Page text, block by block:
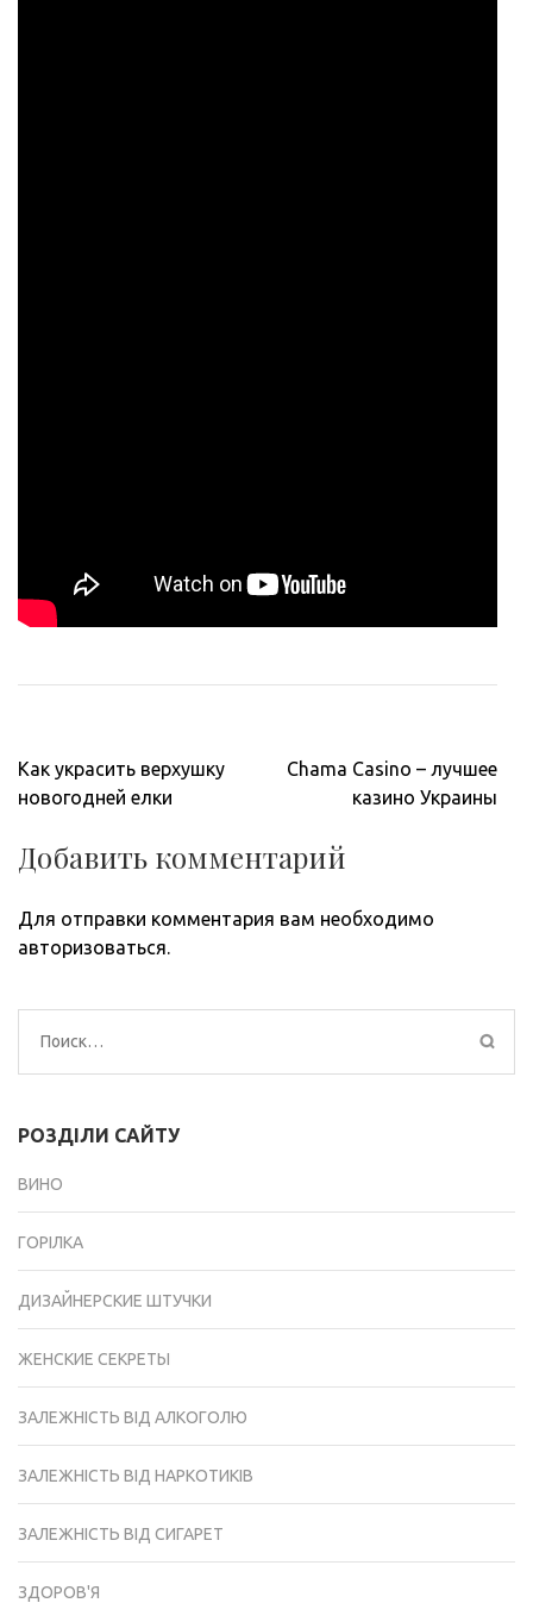
Навигация
по
Как украсить верхушку
новогодней елки
Chama Casino – лучшее
казино Украины
Добавить комментарий
Для отправки комментария вам необходимо
авторизоваться.
Найти:
РОЗДІЛИ САЙТУ
ВИНО
ГОРІЛКА
ДИЗАЙНЕРСКИЕ ШТУЧКИ
ЖЕНСКИЕ СЕКРЕТЫ
ЗАЛЕЖНІСТЬ ВІД АЛКОГОЛЮ
ЗАЛЕЖНІСТЬ ВІД НАРКОТИКІВ
ЗАЛЕЖНІСТЬ ВІД СИГАРЕТ
ЗДОРОВ'Я